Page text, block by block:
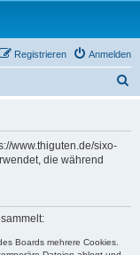
Anmelden
Registrieren
www.thiguten.de/sixo-
die während
Boards mehrere Cookies.